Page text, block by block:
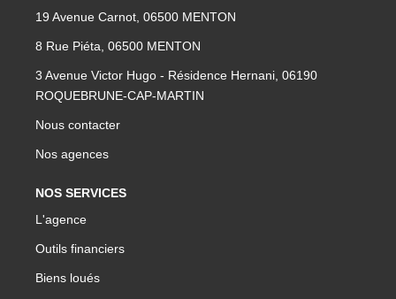
19 Avenue Carnot, 06500 MENTON
8 Rue Piéta, 06500 MENTON
3 Avenue Victor Hugo - Résidence Hernani, 06190
ROQUEBRUNE-CAP-MARTIN
Nous contacter
Nos agences
NOS SERVICES
L'agence
Outils financiers
Biens loués